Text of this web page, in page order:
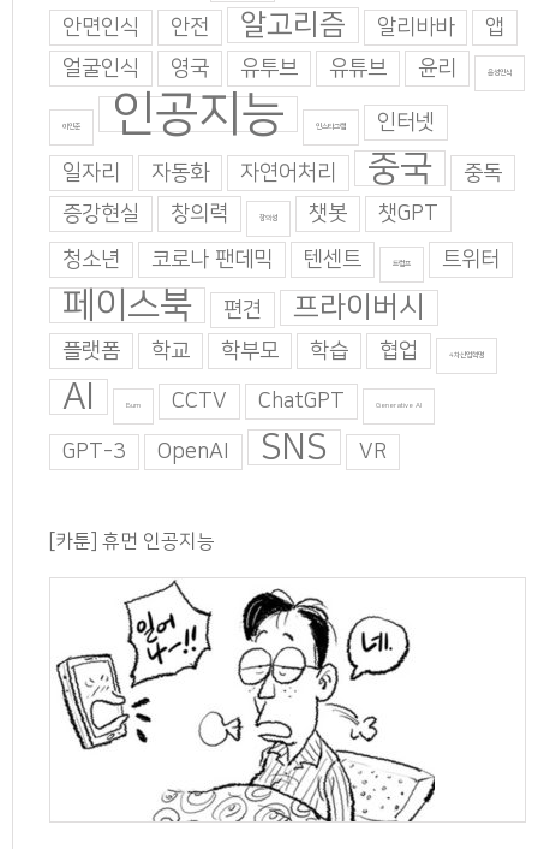
안면인식
안전 알고리즘 알리바바
앱
얼굴인식
영국 유투브 유튜브 윤리 음성인식
이인준 인공지능 인스타그램 인터넷
일자리 자동화 자연어처리 중국
중독
증강현실
창의력 창의성 챗봇
챗GPT
청소년
코로나 팬데믹 텐센트 트럼프 트위터
페이스북 편견 프라이버시
플랫폼 학교 학부모 학습 협업 4차산업혁명
AI Burn CCTV ChatGPT Generative AI
GPT-3 OpenAI SNS VR
[카툰] 휴먼 인공지능